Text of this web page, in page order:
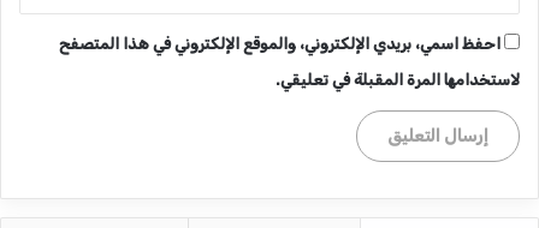
احفظ اسمي، بريدي الإلكتروني، والموقع الإلكتروني في هذا المتصفح
لاستخدامها المرة المقبلة في تعليقي.